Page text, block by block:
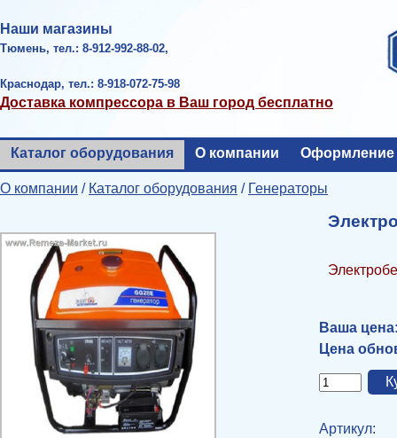
Наши магазины
Тюмень, тел.: 8-912-992-88-02,
Краснодар, тел.: 8-918-072-75-98
Доставка компрессора в Ваш город бесплатно
Каталог оборудования О компании Оформление
О компании / Каталог оборудования / Генераторы
Ваша
Цена
Артикул: